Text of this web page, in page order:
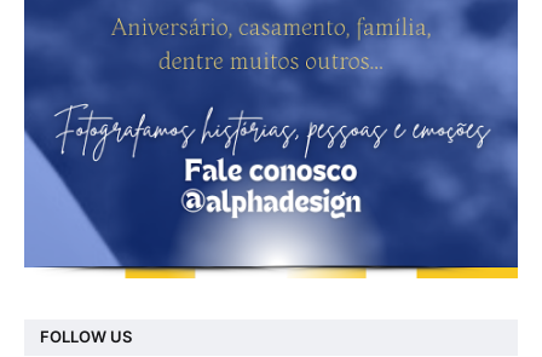
FOLLOW US